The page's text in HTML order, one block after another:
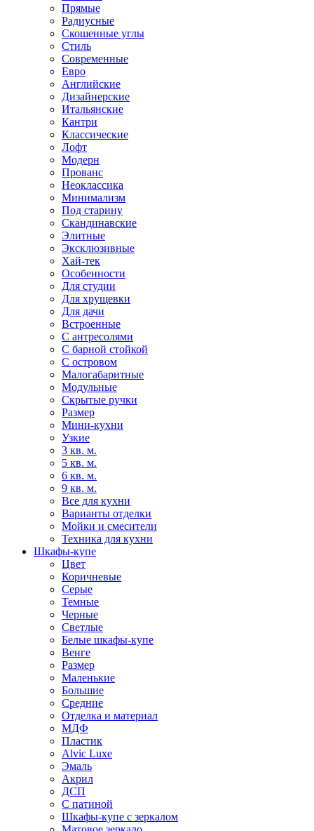
Прямые
Радиусные
Скошенные углы
Стиль
Современные
Евро
Английские
Дизайнерские
Итальянские
Кантри
Классические
Лофт
Модерн
Прованс
Неоклассика
Минимализм
Под старину
Скандинавские
Элитные
Эксклюзивные
Хай-тек
Особенности
Для студии
Для хрущевки
Для дачи
Встроенные
С антресолями
С барной стойкой
С островом
Малогабаритные
Модульные
Скрытые ручки
Размер
Мини-кухни
Узкие
3 кв. м.
5 кв. м.
6 кв. м.
9 кв. м.
Все для кухни
Варианты отделки
Мойки и смесители
Техника для кухни
Шкафы-купе
Цвет
Коричневые
Серые
Темные
Черные
Светлые
Белые шкафы-купе
Венге
Размер
Маленькие
Большие
Средние
Отделка и материал
МДФ
Пластик
Alvic Luxe
Эмаль
Акрил
ДСП
С патиной
Шкафы-купе с зеркалом